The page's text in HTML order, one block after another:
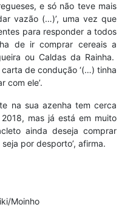
e só não teve mais
vazão (…)’, uma vez que
para responder a todos
de ir comprar cereais a
ou Caldas da Rainha.
de condução ‘(…) tinha
com ele’.
na sua azenha tem cerca
mas já está em muito
ainda deseja comprar
por desporto’, afirma.
Moinho